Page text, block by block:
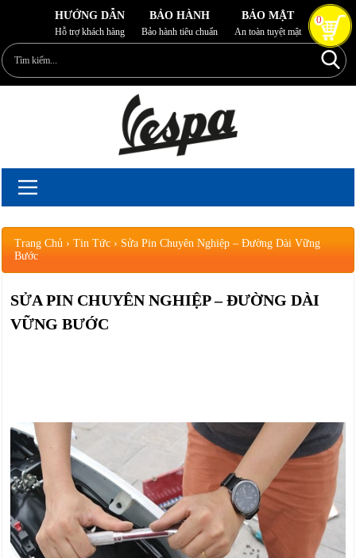
0
HƯỚNG DẪN
Hỗ trợ khách hàng
BẢO HÀNH
Bảo hành tiêu chuẩn
BẢO MẬT
An toàn tuyệt mật
Trang Chủ ›Tin Tức › Sửa Pin Chuyên Nghiệp – Đường Dài Vững
Bước
SỬA PIN CHUYÊN NGHIỆP – ĐƯỜNG DÀI
VỮNG BƯỚC